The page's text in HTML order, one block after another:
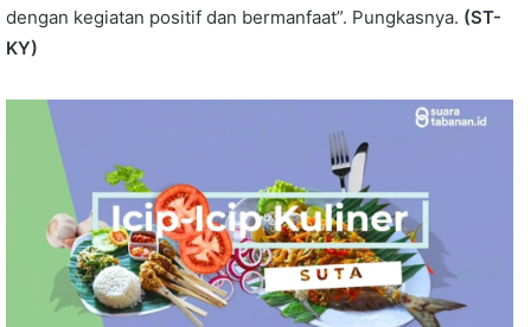
dengan kegiatan positif dan bermanfaat”. Pungkasnya. (ST-
KY)